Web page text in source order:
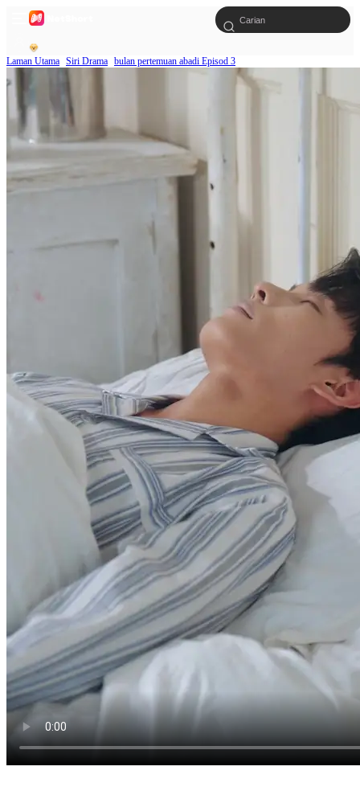
Laman Utama Siri Drama bulan pertemuan abadi Episod 3
Click to unmute
Surat khabar baru!